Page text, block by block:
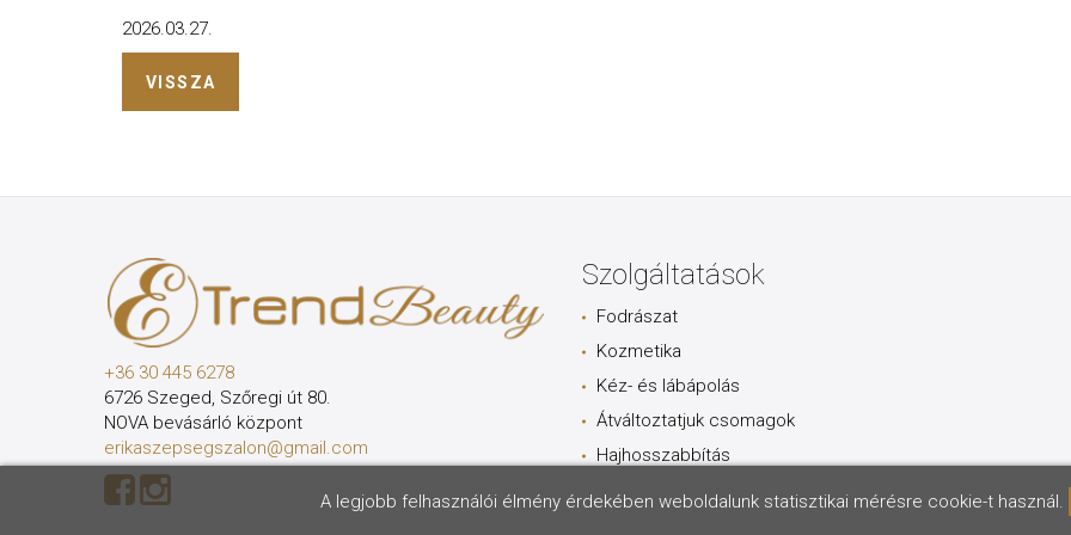
2026.03.27.
VISSZA
+36 30 445 6278
6726 Szeged, Szőregi út 80.
NOVA bevásárló központ
erikaszepsegszalon@gmail.com
Szolgáltatások
Fodrászat
Kozmetika
Kéz- és lábápolás
Átváltoztatjuk csomagok
Hajhosszabbítás
A legjobb felhasználói élmény érdekében weboldalunk statisztikai mérésre cookie-t használ.